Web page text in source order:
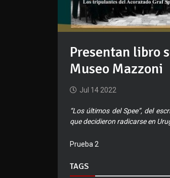
Presentan libro
Museo Mazzoni
Jul 14 2022
“Los últimos del Spee”, del
que decidieron radicarse en
Prueba 2
TAGS